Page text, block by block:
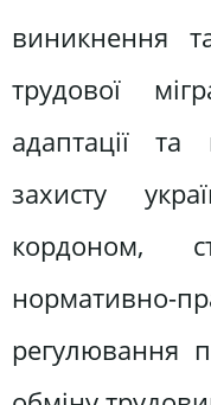
виникнення
трудової
адаптації та
захисту
кордоном,
регулювання